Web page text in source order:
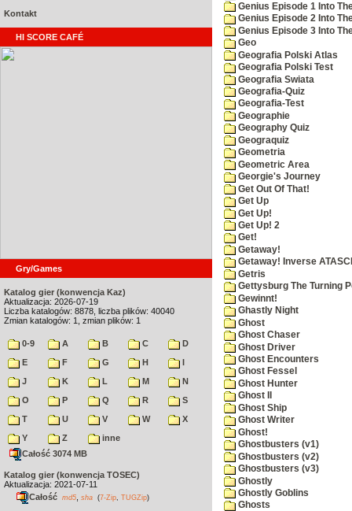
Kontakt
HI SCORE CAFÉ
Gry/Games
Katalog gier (konwencja Kaz)
Aktualizacja: 2026-07-19
Liczba katalogów: 8878, liczba plików: 40040
Zmian katalogów: 1, zmian plików: 1
0-9 A B C
D
E
F G H
I
J
K L M
N
O
P Q R
S
T
U V W
X
Y
Z
inne
Całość 3074 MB
Katalog gier (konwencja TOSEC)
Aktualizacja: 2021-07-11
Całość md5 sha (7-Zip TUGZip)
Genius Episode 1 Into
Genius Episode 2 Into
Genius Episode 3 Into
Geo
Geografia Polski Atlas
Geografia Polski Test
Geografia Swiata
Geografia-Quiz
Geografia-Test
Geographie
Geography Quiz
Geograquiz
Geometria
Geometric Area
Georgie's Journey
Get Out Of That!
Get Up
Get Up!
Get Up! 2
Get!
Getaway!
Getaway! Inverse
Getris
Gettysburg The Turning
Gewinnt!
Ghastly Night
Ghost
Ghost Chaser
Ghost Driver
Ghost Encounters
Ghost Fessel
Ghost Hunter
Ghost II
Ghost Ship
Ghost Writer
Ghost!
Ghostbusters (v1)
Ghostbusters (v2)
Ghostbusters (v3)
Ghostly
Ghostly Goblins
Ghosts